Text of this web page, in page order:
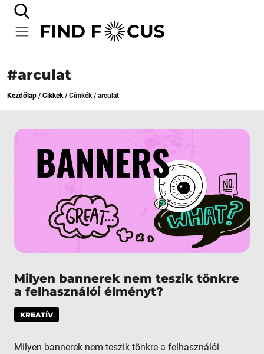
#arculat
Kezdőlap /Cikkek/Címkék/arculat
Milyen bannerek nem teszik tönkre
a felhasználói élményt?
KREATÍV
Milyen bannerek nem teszik tönkre a felhasználói